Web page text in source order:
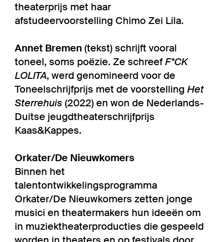
theaterprijs met haar
afstudeervoorstelling Chimo Zei Lila.
Annet Bremen (tekst) schrijft vooral
toneel, soms poëzie. Ze schreefF*CK
LOLITA, werd genomineerd voor de
Toneelschrijfprijs met de voorstelling Het
Sterrehuis (2022) en won de Nederlands-
Duitse jeugdtheaterschrijfprijs
Kaas&Kappes.
Orkater/De Nieuwkomers
Binnen het
talentontwikkelingsprogramma
Orkater/De Nieuwkomers zetten jonge
musici en theatermakers hun ideeën om
in muziektheaterproducties die gespeeld